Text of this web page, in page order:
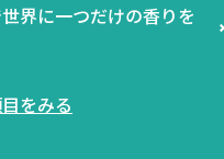
界に一つだけの香りを
をみる